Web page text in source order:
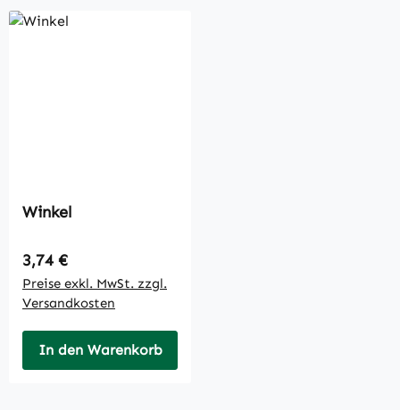
Winkel
Regulärer Preis:
3,74 €
Preise exkl. MwSt. zzgl.
Versandkosten
In den Warenkorb